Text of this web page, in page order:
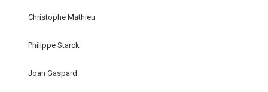
Christophe Mathieu
Philippe Starck
Joan Gaspard